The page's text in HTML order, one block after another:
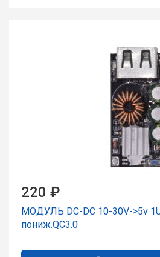
220 ₽
МОДУЛЬ DC-DC 10-30V->5v
пониж.QC3.0